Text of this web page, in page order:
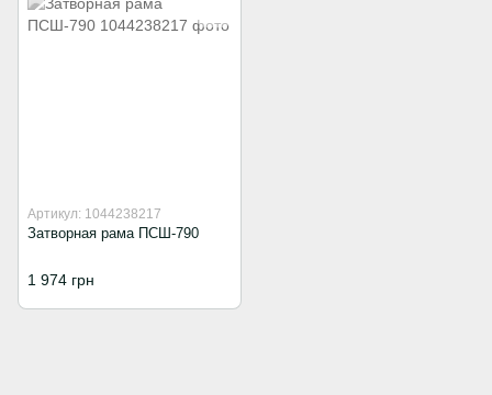
Артикул: 1044238217
Затворная рама ПСШ-790
1 974 грн